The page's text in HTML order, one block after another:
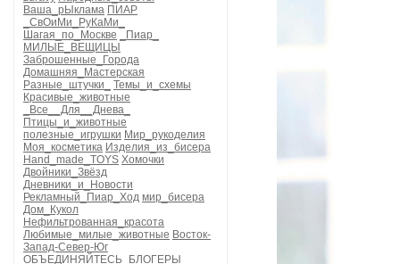
Ваша_рЫклама ПИАР
_СвОиМи_РуКаМи_
Шагая_по_Москве
_Пиар_
МИЛЫЕ_ВЕЩИЦЫ
Заброшенные_Города
Домашняя_Мастерская
Разные_штучки_
Темы_и_схемы
Красивые_животные
_Все__Для__Днева_
Птицы_и_животные
полезные_игрушки Мир_рукоделия
Моя_косметика Изделия_из_бисера
Hand_made_TOYS Хомочки
Двойники_Звёзд
Дневники_и_Новости
Рекламный_Пиар_Ход мир_бисера
Дом_Кукол
Нефильтрованная_красота
Любимые_милые_животные Восток-
Запад-Север-Юг
ОБЪЕДИНЯЙТЕСЬ_БЛОГЕРЫ